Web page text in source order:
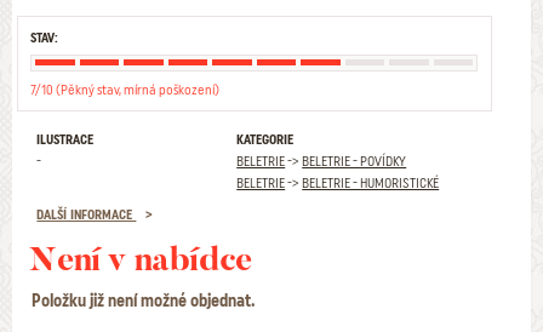
STAV:
7/10 (Pěkný stav, mírná poškození)
ILUSTRACE
-
KATEGORIE
BELETRIE->BELETRIE - POVÍDKY
BELETRIE->BELETRIE - HUMORISTICKÉ
DALŠÍ INFORMACE
Není v nabídce
Položku již není možné objednat.